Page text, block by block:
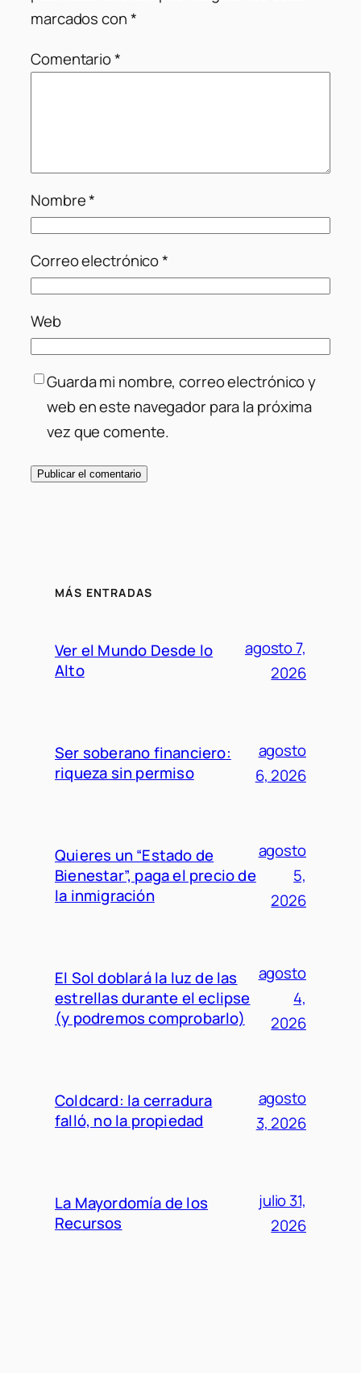
marcados con*
Comentario*
Nombre*
Correo electrónico*
Web
Guarda mi nombre, correo electrónico y
web en este navegador para la próxima
vez que comente.
MÁS ENTRADAS
Ver el Mundo Desde lo
Alto
agosto 7,
2026
Ser soberano financiero:
riqueza sin permiso
agosto
6, 2026
Quieres un “Estado de
Bienestar”, paga el precio de
la inmigración
agosto
5,
2026
El Sol doblará la luz de las
estrellas durante el eclipse
(y podremos comprobarlo)
agosto
4,
2026
Coldcard: la cerradura
falló, no la propiedad
agosto
3, 2026
La Mayordomía de los
Recursos
julio 31,
2026